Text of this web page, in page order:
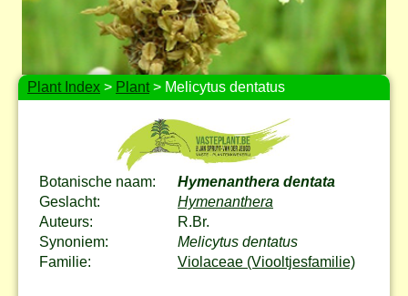
Plant Index > Plant> Melicytus dentatus
Botanische naam:
Hymenanthera dentata
Geslacht:
Hymenanthera
Auteurs:
R.Br.
Synoniem:
Melicytus dentatus
Familie:
Violaceae (Viooltjesfamilie)